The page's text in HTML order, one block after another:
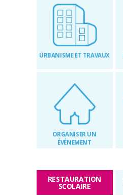
URBANISME ET TRAVAUX
ORGANISER UN
ÉVÉNEMENT
RESTAURATION
SCOLAIRE